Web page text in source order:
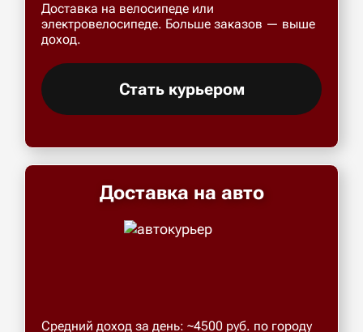
Доставка на велосипеде или
электровелосипеде. Больше заказов — выше
доход.
Стать курьером
Доставка на авто
Средний доход за день: ~4500 руб. по городу